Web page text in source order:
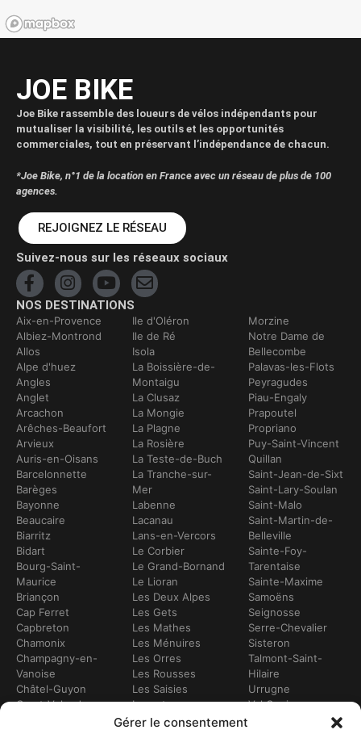
Gérer le consentement
JOE BIKE
Joe Bike rassemble des loueurs de vélos indépendants pour
mutualiser la visibilité, les outils et les opportunités
commerciales, tout en préservant l’indépendance de chacun.
*Joe Bike, n°1 de la location en France avec un réseau de plus de 100
agences.
REJOIGNEZ LE RÉSEAU
Suivez-nous sur les réseaux sociaux
NOS DESTINATIONS
Aix-en-Provence
Albiez-Montrond
Allos
Alpe d'huez
Angles
Anglet
Arcachon
Arêches-Beaufort
Arvieux
Auris-en-Oisans
Barcelonnette
Barèges
Bayonne
Beaucaire
Biarritz
Bidart
Bourg-Saint-
Maurice
Briançon
Cap Ferret
Capbreton
Chamonix
Champagny-en-
Vanoise
Châtel-Guyon
Crest-Voland
Ile d'Oléron
Ile de Ré
Isola
La Boissière-de-
Montaigu
La Clusaz
La Mongie
La Plagne
La Rosière
La Teste-de-Buch
La Tranche-sur-
Mer
Labenne
Lacanau
Lans-en-Vercors
Le Corbier
Le Grand-Bornand
Le Lioran
Les Deux Alpes
Les Gets
Les Mathes
Les Ménuires
Les Orres
Les Rousses
Les Saisies
Leucate
Lézignan-
Morzine
Notre Dame de
Bellecombe
Palavas-les-Flots
Peyragudes
Piau-Engaly
Prapoutel
Propriano
Puy-Saint-Vincent
Quillan
Saint-Jean-de-Sixt
Saint-Lary-Soulan
Saint-Malo
Saint-Martin-de-
Belleville
Sainte-Foy-
Tarentaise
Sainte-Maxime
Samoëns
Seignosse
Serre-Chevalier
Sisteron
Talmont-Saint-
Hilaire
Urrugne
Val Cenis